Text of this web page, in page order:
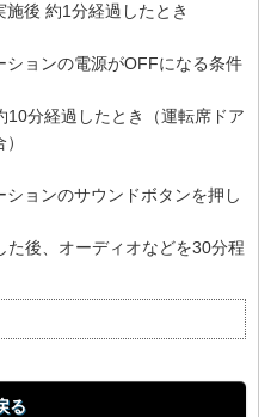
施後 約1分経過したとき
ションの電源がOFFになる条件
10分経過したとき（運転席ドア
ションのサウンドボタンを押し
た後、オーディオなどを30分程
る